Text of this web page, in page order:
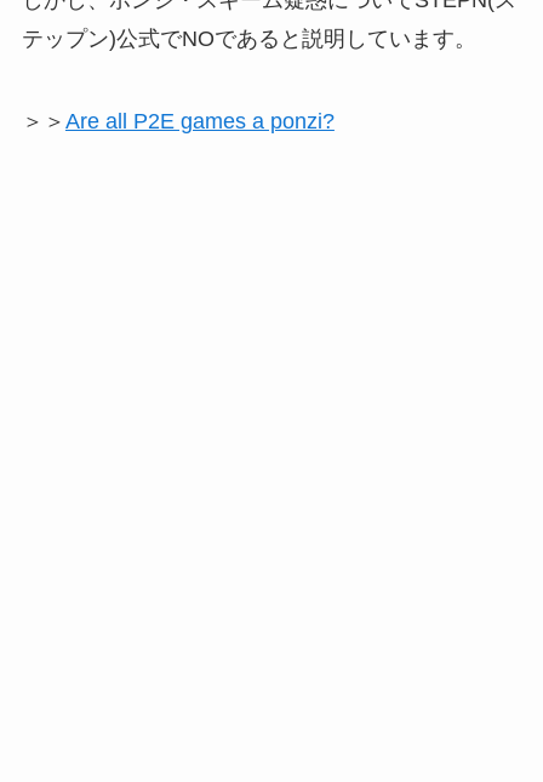
テップン)公式でNOであると説明しています。
＞＞ Are all P2E games a ponzi?